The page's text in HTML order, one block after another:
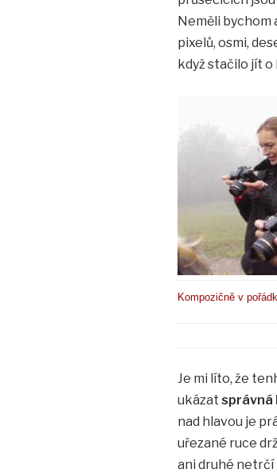
Neměli bychom
pixelů, osmi,
když stačilo jít
Kompozičně v
Je mi líto, že
ukázat správná
nad hlavou je
uřezané ruce
ani druhé netrčí